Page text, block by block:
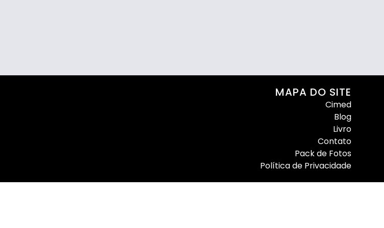
MAPA DO SITE
Cimed
Blog
Livro
Contato
Pack de Fotos
Política de Privacidade